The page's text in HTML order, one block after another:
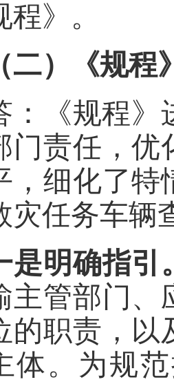
程》。
（二）《规
：《规程》
门责任，优
，细化了特
灾任务车辆
是明确指引
主管部门、
的职责，以
体。为规